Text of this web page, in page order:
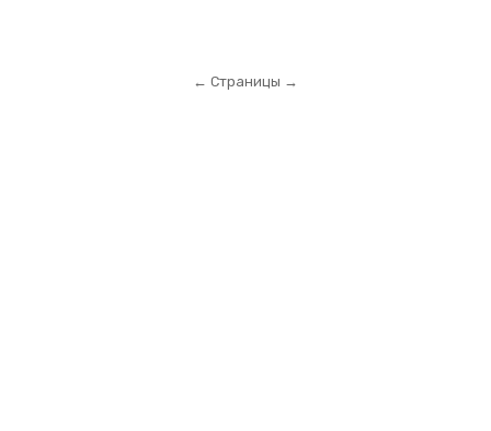
← Страницы →